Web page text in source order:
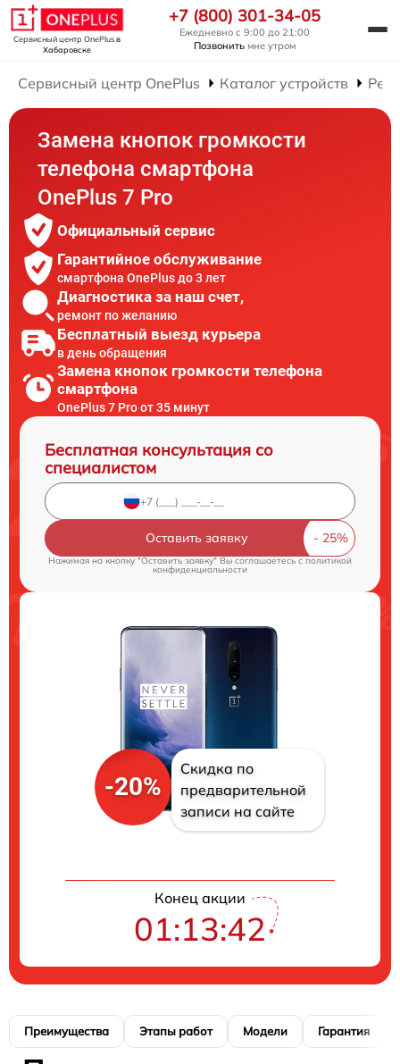
Сервисный центр OnePlusв
Хабаровске
+7 (800) 301-34-05
Ежедневно с 9:00 до 21:00
Позвонить мне утром
Сервисный центр OnePlus Каталог устройств
Замена кнопок громкости
телефона смартфона
OnePlus 7 Pro
Официальный сервис
Гарантийное обслуживание
смартфона OnePlus до 3 лет
Диагностика за наш счет,
ремонт по желанию
Бесплатный выезд курьера
в день обращения
Замена кнопок громкости телефона
смартфона
OnePlus 7 Pro от 35 минут
Бесплатная консультация со
специалистом
Оставить заявку
Нажимая на кнопку "Оставить заявку" Вы соглашаетесь c политикой
конфиденциальности
-20%
Скидка по
предварительной
записи на сайте
Конец акции
01:13:41
Преимущества Этапы работ Модели Гарантия